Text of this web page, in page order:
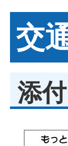
交
添